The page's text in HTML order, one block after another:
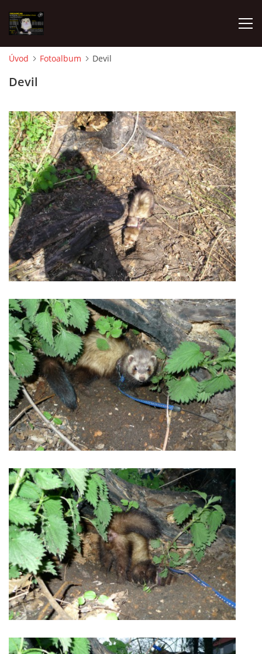
K ADOPCI
V PÉČI
VIRTUÁLNÍ ADOPCE
V NOVÝCH DOMOVECH
PODMÍNKY PŘEVZETÍ FRETKY.
O FRETCE
O FRETCE
PÉČE O FRETKU
CHCI SI POŘÍDIT FRETKU
VÝCHOVA FRETKY
NEMOCI FRETEK
JAK FRETKA BYDLÍ
Úvod Fotoalbum Devil
Devil